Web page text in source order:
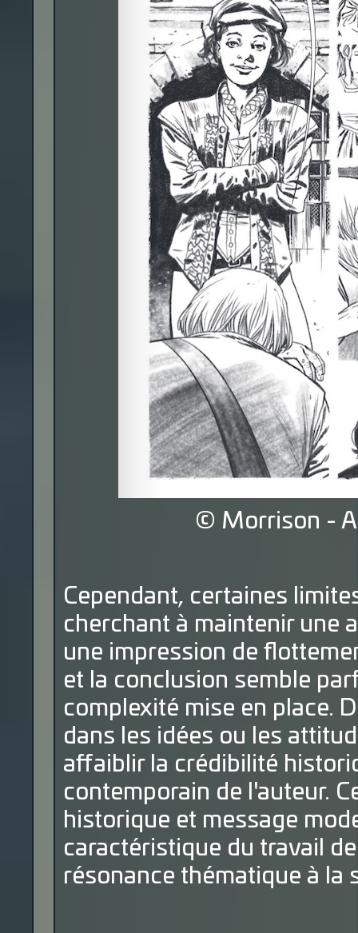
© Morrison -
Cependant, certaines
cherchant à maintenir une
une impression de
et la conclusion semble
complexité mise en place.
dans les idées ou les
affaiblir la crédibilité
contemporain de l'auteur.
historique et message
caractéristique du travail
résonance thématique à la